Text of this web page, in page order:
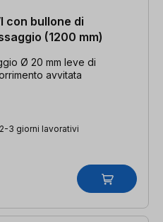
con bullone di
(1200 mm)
Ø 20 mm leve di
avvitata
3 giorni lavorativi